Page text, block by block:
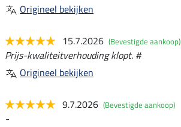
Origineel bekijken
15.7.2026 (Bevestigde aankoop)
Prijs-kwaliteitverhouding klopt. #
Origineel bekijken
9.7.2026 (Bevestigde aankoop)
-